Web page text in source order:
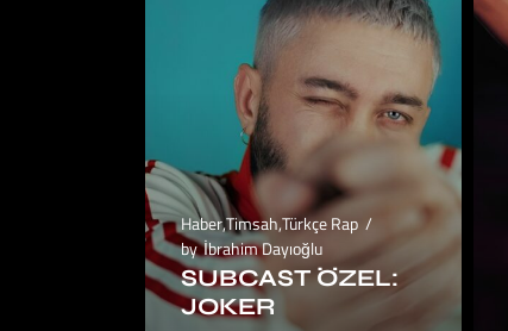
Haber,Timsah,Türkçe Rap
by İbrahim Dayıoğlu
SUBCAST ÖZEL:
JOKER